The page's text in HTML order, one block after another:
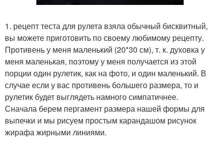
1. рецепт теста для рулета взяла обычный бисквитный,
вы можете приготовить по своему любимому рецепту.
Противень у меня маленький (20*30 см), т. к. духовка у
меня маленькая, поэтому у меня получается из этой
порции один рулетик, как на фото, и один маленький. В
случае если у вас противень большего размера, то и
рулетик будет выглядеть намного симпатичнее.
Сначала берем пергамент размера нашей формы для
выпечки и мы рисуем простым карандашом рисунок
жирафа жирными линиями.